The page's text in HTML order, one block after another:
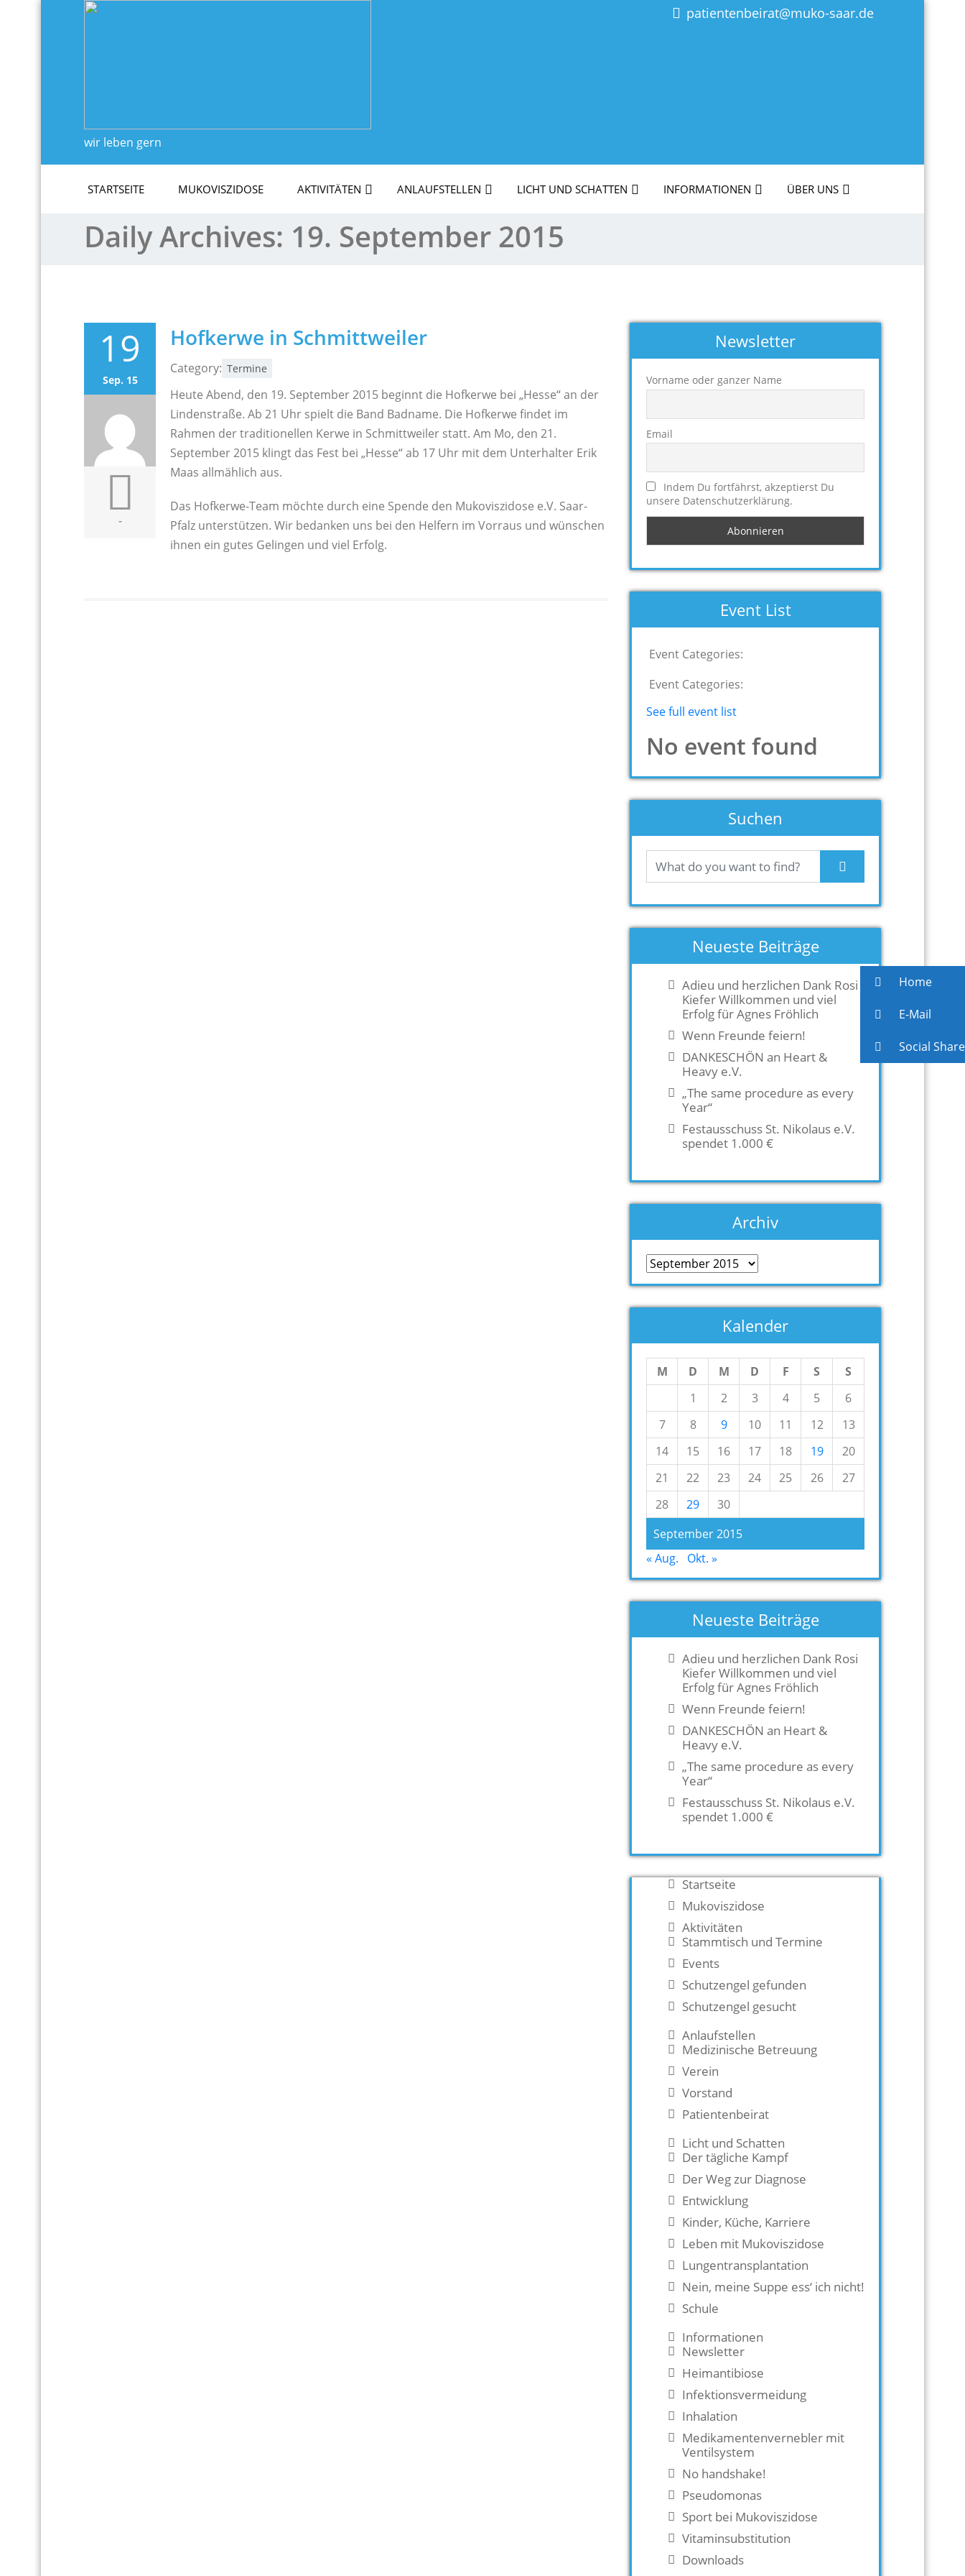
wir leben gern
patientenbeirat@muko-saar.de
STARTSEITE MUKOVISZIDOSE AKTIVITÄTEN ANLAUFSTELLEN LICHT UND SCHATTEN INFORMATIONEN ÜBER UNS
Daily Archives: 19. September 2015
19
Sep. 15
-
Hofkerwe in Schmittweiler
Category: Termine
Heute Abend, den 19. September 2015 beginnt die Hofkerwe bei „Hesse“ an der
Lindenstraße. Ab 21 Uhr spielt die Band Badname. Die Hofkerwe findet im
Rahmen der traditionellen Kerwe in Schmittweiler statt. Am Mo, den 21.
September 2015 klingt das Fest bei „Hesse“ ab 17 Uhr mit dem Unterhalter Erik
Maas allmählich aus.
Das Hofkerwe-Team möchte durch eine Spende den Mukoviszidose e.V. Saar-
Pfalz unterstützen. Wir bedanken uns bei den Helfern im Vorraus und wünschen
ihnen ein gutes Gelingen und viel Erfolg.
Newsletter
Vorname oder ganzer Name
Email
Indem Du fortfährst, akzeptierst Du
unsere Datenschutzerklärung.
Event List
Event Categories:
Event Categories:
See full event list
No event found
Suchen
Neueste Beiträge
Adieu und herzlichen Dank Rosi
Kiefer Willkommen und viel
Erfolg für Agnes Fröhlich
Wenn Freunde feiern!
DANKESCHÖN an Heart &
Heavy e.V.
„The same procedure as every
Year“
Festausschuss St. Nikolaus e.V.
spendet 1.000 €
Archiv
Archiv
Kalender
September 2015
M D M D F S
S
1
2 3 4 5
6
7
8 9 10 11 12
13
14
15 16 17 18 19
20
21
22 23 24 25 26
27
28
29 30
« Aug. Okt. »
Neueste Beiträge
Adieu und herzlichen Dank Rosi
Kiefer Willkommen und viel
Erfolg für Agnes Fröhlich
Wenn Freunde feiern!
DANKESCHÖN an Heart &
Heavy e.V.
„The same procedure as every
Year“
Festausschuss St. Nikolaus e.V.
spendet 1.000 €
Startseite
Mukoviszidose
Aktivitäten
Stammtisch und Termine
Events
Schutzengel gefunden
Schutzengel gesucht
Anlaufstellen
Medizinische Betreuung
Verein
Vorstand
Patientenbeirat
Licht und Schatten
Der tägliche Kampf
Der Weg zur Diagnose
Entwicklung
Kinder, Küche, Karriere
Leben mit Mukoviszidose
Lungentransplantation
Nein, meine Suppe ess‘ ich nicht!
Schule
Informationen
Newsletter
Heimantibiose
Infektionsvermeidung
Inhalation
Medikamentenvernebler mit
Ventilsystem
No handshake!
Pseudomonas
Sport bei Mukoviszidose
Vitaminsubstitution
Downloads
Home
E-Mail
Social Share